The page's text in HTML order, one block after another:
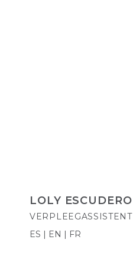
LOLY ESCUDERO
VERPLEEGASSISTENT
ES | EN | FR